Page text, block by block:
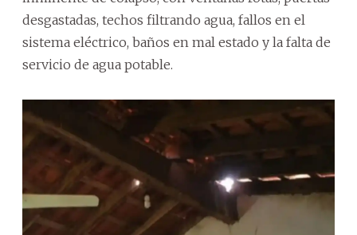
desgastadas, techos filtrando agua, fallos en el
sistema eléctrico, baños en mal estado y la falta de
servicio de agua potable.